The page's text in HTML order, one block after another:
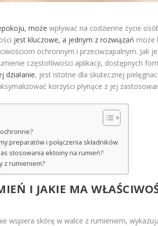
może wpływać na codzienne życie
jest kluczowe, a jednym z rozwiązań może
ochronnym i przeciwzapalnym. Jak
częstotliwości aplikacji, dostępnych
działanie, jest istotne dla skutecznej
korzyści płynące z jej
ochronne?
preparatów i połączenia składników
stosowania ektoiny na rumień?
z rumieniem?
I JAKIE MA
wspiera skórę w walce z rumieniem,